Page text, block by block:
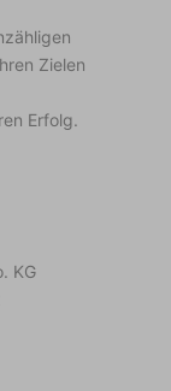
Zielen
Erfolg.
KG